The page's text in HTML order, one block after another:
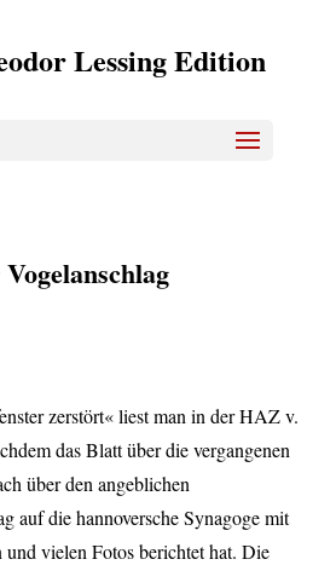
Lessing Edition
zerstört« liest man in der HAZ v.
das Blatt über die vergangenen
über den angeblichen
auf die hannoversche Synagoge mit
vielen Fotos berichtet hat. Die